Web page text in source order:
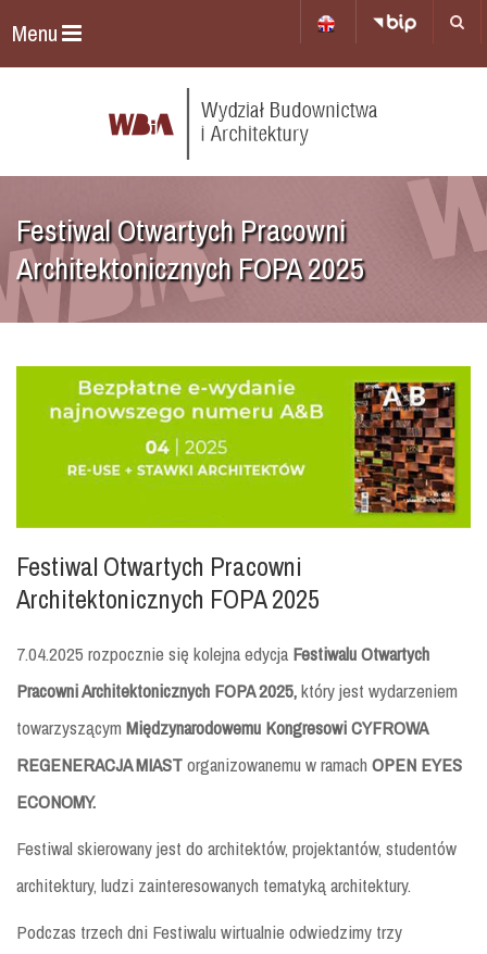
Menu
Festiwal Otwartych Pracowni
Architektonicznych FOPA 2025
Festiwal Otwartych Pracowni
Architektonicznych FOPA 2025
7.04.2025 rozpocznie się kolejna edycja Festiwalu Otwartych
Pracowni Architektonicznych FOPA2025,który jest wydarzeniem
towarzyszącym Międzynarodowemu Kongresowi CYFROWA
REGENERACJA MIASTorganizowanemu w ramach OPEN EYES
ECONOMY.
Festiwal skierowany jest do architektów, projektantów, studentów
architektury, ludzi zainteresowanych tematyką architektury.
Podczas trzech dni Festiwalu wirtualnie odwiedzimy trzy